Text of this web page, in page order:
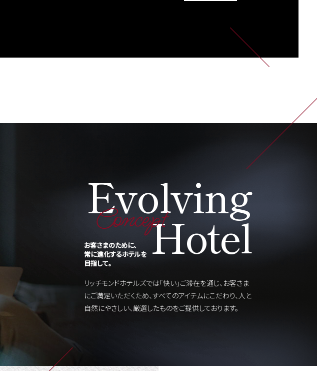
Evolving
Hotel
Concept
お客さまのために、
常に進化するホテルを
目指して。
リッチモンドホテルズでは「快い」ご滞在を通じ、お客さま
にご満足いただくため、すべてのアイテムにこだわり、人と
自然にやさしい、厳選したものをご提供しております。